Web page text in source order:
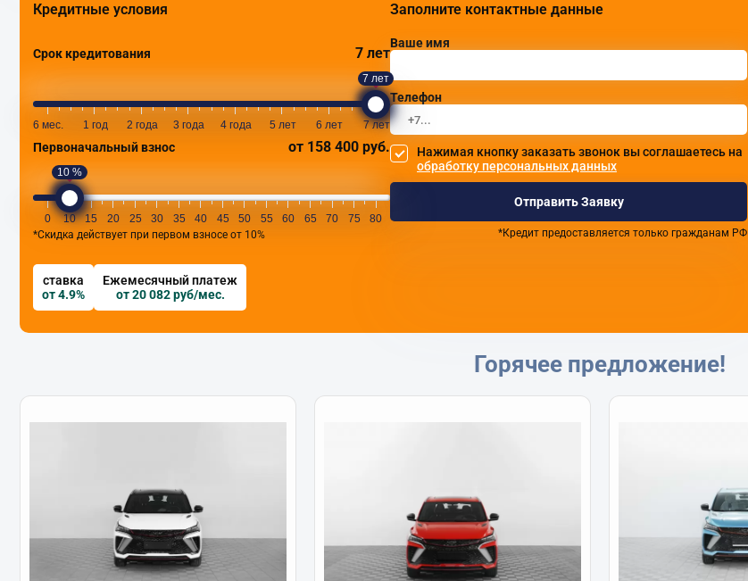
Кредитные условия
Срок кредитования 7 лет
7 лет
6 мес. 1 год 2 года 3 года 4 года 5 лет 6 лет 7 лет
Первоначальный взнос от 158 400 руб.
10 %
0 10 15 20 25 30 35 40 45 50 55 60 65 70 75
80
*Скидка действует при первом взносе от 10%
ставка
от 4.9%
Ежемесячный платеж
от 20 082 руб/мес.
Заполните контактные данные
Ваше имя
Телефон
Нажимая кнопку заказать звонок вы соглашаетесь на
обработку персональных данных
Отправить Заявку
*Кредит предоставляется только гражданам РФ
Горячее предложение!